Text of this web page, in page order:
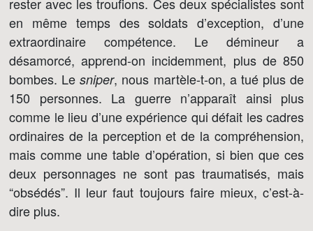
en même temps des soldats d’exception, d’une
extraordinaire compétence. Le démineur a
désamorcé, apprend-on incidemment, plus de 850
bombes. Lesniper, nous martèle-t-on, a tué plus de
150 personnes. La guerre n’apparaît ainsi plus
comme le lieu d’une expérience qui défait les cadres
ordinaires de la perception et de la compréhension,
mais comme une table d’opération, si bien que ces
deux personnages ne sont pas traumatisés, mais
“obsédés”. Il leur faut toujours faire mieux, c’est-à-
dire plus.